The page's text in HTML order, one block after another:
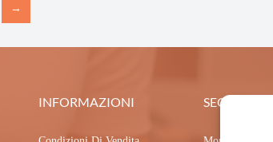
→
INFORMAZIONI SEGUICI